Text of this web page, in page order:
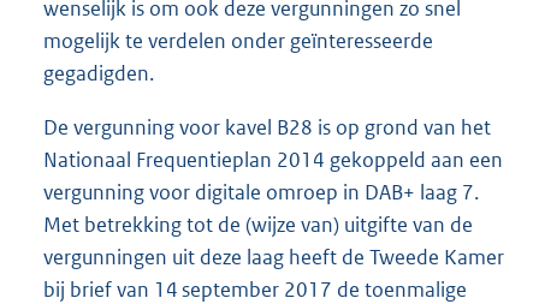
wenselijk is om ook deze vergunningen zo snel
mogelijk te verdelen onder geïnteresseerde
gegadigden.
De vergunning voor kavel B28 is op grond van het
Nationaal Frequentieplan 2014 gekoppeld aan een
vergunning voor digitale omroep in DAB+ laag 7.
Met betrekking tot de (wijze van) uitgifte van de
vergunningen uit deze laag heeft de Tweede Kamer
bij brief van 14 september 2017 de toenmalige